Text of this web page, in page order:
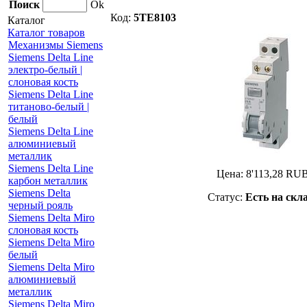
Поиск
Ok
Каталог
Каталог товаров
Механизмы Siemens
Siemens Delta Line
электро-белый |
слоновая кость
Siemens Delta Line
титаново-белый |
белый
Siemens Delta Line
алюминиевый
металлик
Siemens Delta Line
карбон металлик
Siemens Delta
черный рояль
Siemens Delta Miro
слоновая кость
Siemens Delta Miro
белый
Siemens Delta Miro
алюминиевый
металлик
Siemens Delta Miro
Код: 5TE8103
Цена: 8'113,28
Статус: Есть на